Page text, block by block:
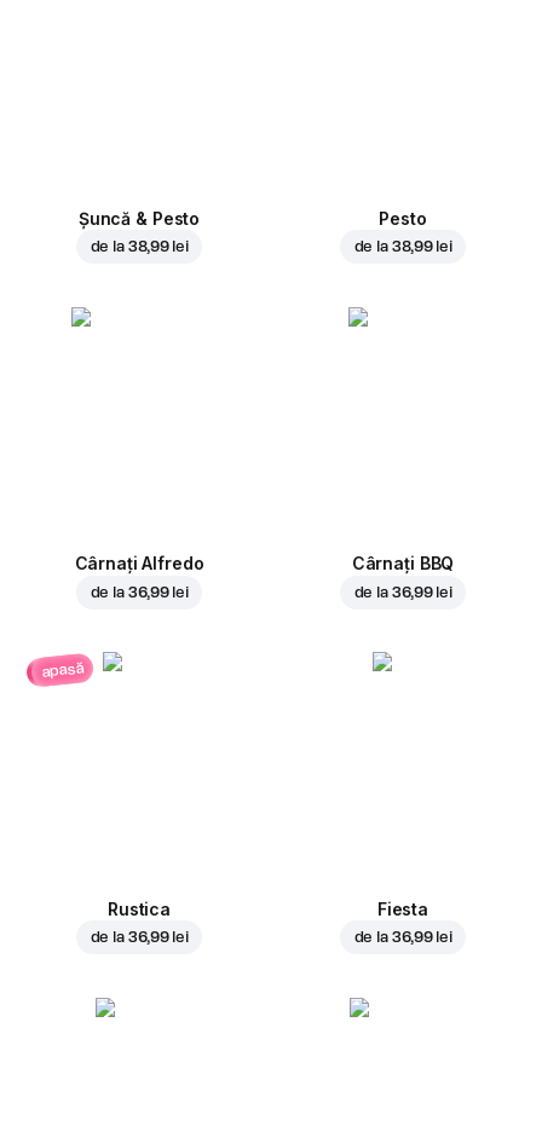
Șuncă & Pesto
de la 38,99 lei
Pesto
de la 38,99 lei
Cârnați Alfredo
de la 36,99 lei
Cârnați BBQ
de la 36,99 lei
apasă
Rustica
de la 36,99 lei
Fiesta
de la 36,99 lei